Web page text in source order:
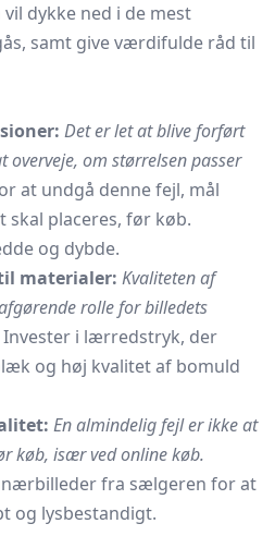
dykke ned i de mest
samt give værdifulde råd til
Det er let at blive forført
overveje, om størrelsen passer
at undgå denne fejl, mål
placeres, før køb.
og dybde.
materialer: Kvaliteten af
rolle for billedets
Invester i lærredstryk, der
og høj kvalitet af bomuld
En almindelig fejl er ikke at
køb, især ved online køb.
fra sælgeren for at
og lysbestandigt.